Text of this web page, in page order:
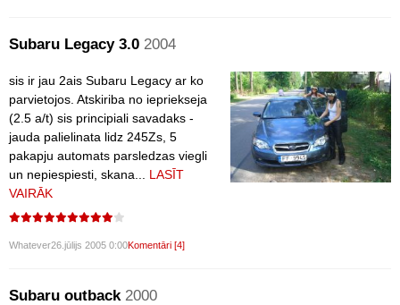
Subaru Legacy 3.0 2004
sis ir jau 2ais Subaru Legacy ar ko
parvietojos. Atskiriba no iepriekseja
(2.5 a/t) sis principiali savadaks -
jauda palielinata lidz 245Zs, 5
pakapju automats parsledzas viegli
un nepiespiesti, skana... LASĪT
VAIRĀK
Whatever26.jūlijs 2005 0:00Komentāri [4]
Subaru outback 2000